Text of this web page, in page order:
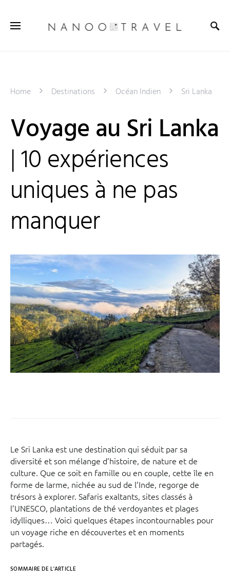
Home Destinations Océan Indien Sri Lanka
Voyage au Sri Lanka
| 10 expériences
uniques à ne pas
manquer
Le Sri Lanka est une destination qui séduit par sa
diversité et son mélange d’histoire, de nature et de
culture. Que ce soit en famille ou en couple, cette île en
forme de larme, nichée au sud de l’Inde, regorge de
trésors à explorer. Safaris exaltants, sites classés à
l’UNESCO, plantations de thé verdoyantes et plages
idylliques… Voici quelques étapes incontournables pour
un voyage riche en découvertes et en moments
partagés.
SOMMAIRE DE L'ARTICLE